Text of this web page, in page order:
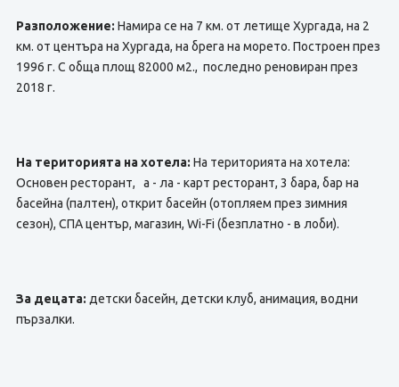
Разположение: Намира се на 7 км. от летище Хургада, на 2
км. от центъра на Хургада, на брега на морето. Построен през
1996 г. С обща площ 82000 м2., последно реновиран през
2018 г.
На територията на хотела: На територията на хотела:
Основен ресторант, а - ла - карт ресторант, 3 бара, бар на
басейна (палтен), открит басейн (отопляем през зимния
сезон), СПА център, магазин, Wi-Fi (безплатно - в лоби).
За децата: детски басейн, детски клуб, анимация, водни
пързалки.